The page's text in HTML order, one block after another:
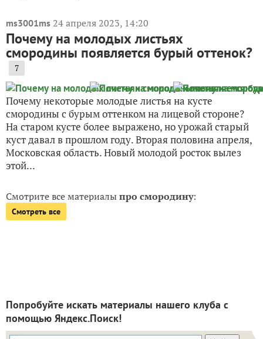
ms3001ms 24 апреля 2023, 14:20
Почему на молодых листьях
смородины появляется бурый оттенок?
7
Почему некоторые молодые листья на кусте
смородины с бурым оттенком на лицевой стороне?
На старом кусте более выражено, но урожай старый
куст давал в прошлом году. Вторая половина апреля,
Московская область. Новый молодой росток вылез
этой...
Смотрите все материалыпро смородину:
Смотреть все
Попробуйте искать материалы нашего клуба с
помощью Яндекс.Поиск!